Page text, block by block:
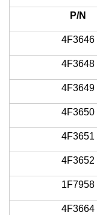
P/N
4F3646
4F3648
4F3649
4F3650
4F3651
4F3652
1F7958
4F3664